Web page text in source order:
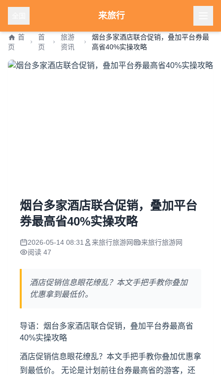
来旅行
首
页
首
页
旅游
资讯
烟台多家酒店联合促销，叠加平台券最
高省40%实操攻略
烟台多家酒店联合促销，叠加平台
券最高省40%实操攻略
2026-05-14 08:31 来旅行旅游网
来旅行旅游网
阅读 47
酒店促销信息眼花缭乱？本文手把手教你叠加
优惠拿到最低价。
导语：烟台多家酒店联合促销，叠加平台券最高省
40%实操攻略
酒店促销信息眼花缭乱？本文手把手教你叠加优惠拿
到最低价。 无论是计划前往台券最高省的游客，还